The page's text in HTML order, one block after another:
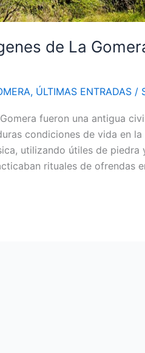
de La
, ÚLTIMAS ENTRADAS /
fueron una antigua
condiciones de vida en
utilizando útiles de piedra
rituales de ofrendas